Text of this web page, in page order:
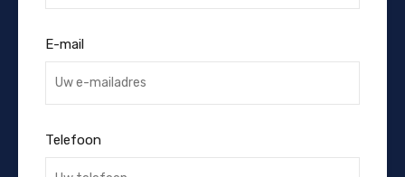
E-mail
Telefoon